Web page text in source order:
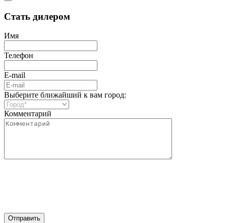
Стать дилером
Имя
Телефон
E-mail
Выберите ближайший к вам город:
Комментарий